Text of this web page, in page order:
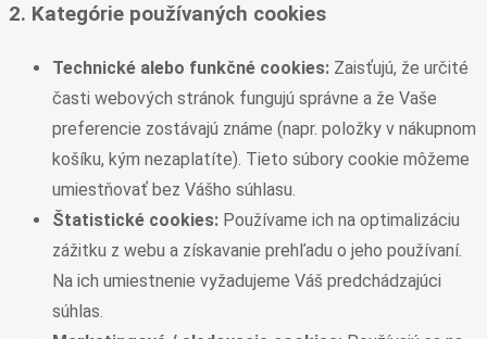
2. Kategórie používaných cookies
Technické alebo funkčné cookies: Zaisťujú, že určité
časti webových stránok fungujú správne a že Vaše
preferencie zostávajú známe (napr. položky v nákupnom
košíku, kým nezaplatíte). Tieto súbory cookie môžeme
umiestňovať bez Vášho súhlasu.
Štatistické cookies: Používame ich na optimalizáciu
zážitku z webu a získavanie prehľadu o jeho používaní.
Na ich umiestnenie vyžadujeme Váš predchádzajúci
súhlas.